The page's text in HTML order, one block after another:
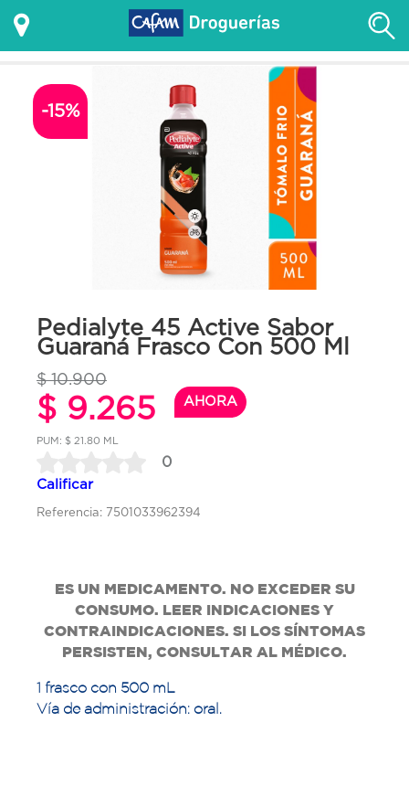
-15%
Pedialyte 45 Active Sabor
Guaraná Frasco Con 500 Ml
$ 10.900
$ 9.265 AHORA
PUM: $ 21.80 ML
0
Calificar
Referencia: 7501033962394
ES UN MEDICAMENTO. NO EXCEDER SU
CONSUMO. LEER INDICACIONES Y
CONTRAINDICACIONES. SI LOS SÍNTOMAS
PERSISTEN, CONSULTAR AL MÉDICO.
1 frasco con 500 mL
Vía de administración: oral.